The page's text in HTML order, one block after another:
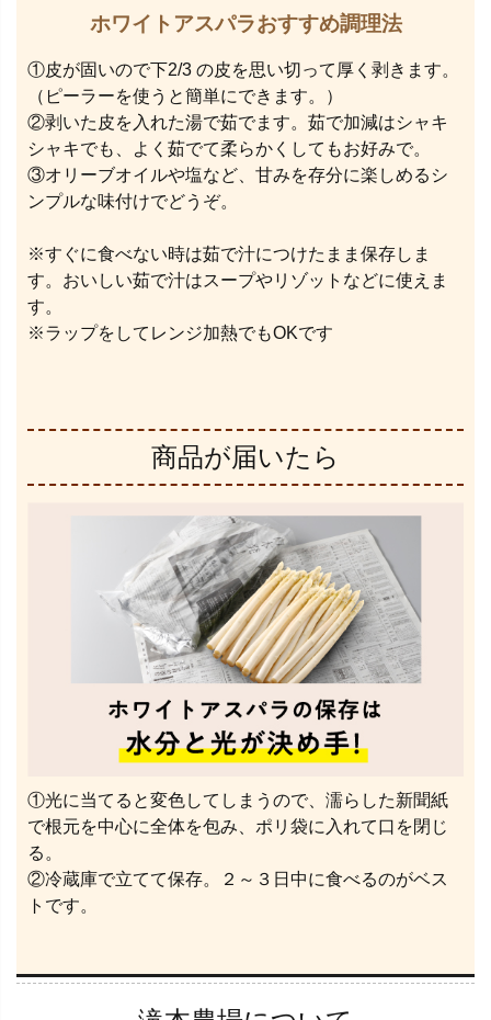
ホワイトアスパラおすすめ調理法
①皮が固いので下2/3 の皮を思い切って厚く剥きます。
（ピーラーを使うと簡単にできます。）
②剥いた皮を入れた湯で茹でます。茹で加減はシャキ
シャキでも、よく茹でて柔らかくしてもお好みで。
③オリーブオイルや塩など、甘みを存分に楽しめるシ
ンプルな味付けでどうぞ。
※すぐに食べない時は茹で汁につけたまま保存しま
す。おいしい茹で汁はスープやリゾットなどに使えま
す。
※ラップをしてレンジ加熱でもOKです
商品が届いたら
①光に当てると変色してしまうので、濡らした新聞紙
で根元を中心に全体を包み、ポリ袋に入れて口を閉じ
る。
②冷蔵庫で立てて保存。２～３日中に食べるのがベス
トです。